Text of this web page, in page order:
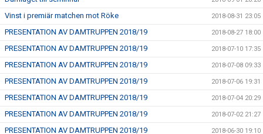
Vinst i premiär matchen mot Röke 2018-08-31 23:05
PRESENTATION AV DAMTRUPPEN 2018/19 2018-08-27 18:00
PRESENTATION AV DAMTRUPPEN 2018/19 2018-07-10 17:35
PRESENTATION AV DAMTRUPPEN 2018/19 2018-07-08 09:33
PRESENTATION AV DAMTRUPPEN 2018/19 2018-07-06 19:31
PRESENTATION AV DAMTRUPPEN 2018/19 2018-07-04 20:29
PRESENTATION AV DAMTRUPPEN 2018/19 2018-07-02 21:27
PRESENTATION AV DAMTRUPPEN 2018/19 2018-06-30 19:10